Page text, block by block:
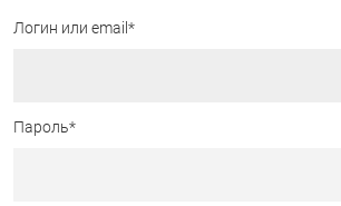
Логин или email*
Пароль*